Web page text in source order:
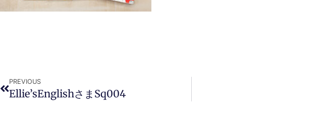
PREVIOUS
Ellie’sEnglishさまsq004